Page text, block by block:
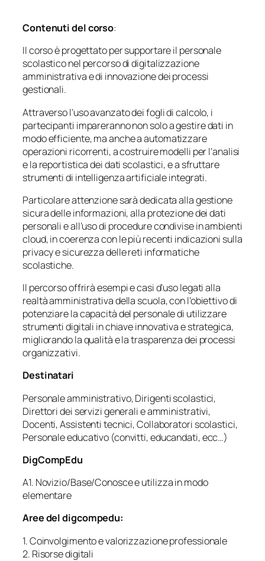
Contenuti del corso:
Il corso è progettato per supportare il personale
scolastico nel percorso di digitalizzazione
amministrativa e di innovazione dei processi
gestionali.
Attraverso l’uso avanzato dei fogli di calcolo, i
partecipanti impareranno non solo a gestire dati in
modo efficiente, ma anche a automatizzare
operazioni ricorrenti, a costruire modelli per l’analisi
e la reportistica dei dati scolastici, e a sfruttare
strumenti di intelligenza artificiale integrati.
Particolare attenzione sarà dedicata alla gestione
sicura delle informazioni, alla protezione dei dati
personali e all’uso di procedure condivise in ambienti
cloud, in coerenza con le più recenti indicazioni sulla
privacy e sicurezza delle reti informatiche
scolastiche.
Il percorso offrirà esempi e casi d’uso legati alla
realtà amministrativa della scuola, con l’obiettivo di
potenziare la capacità del personale di utilizzare
strumenti digitali in chiave innovativa e strategica,
migliorando la qualità e la trasparenza dei processi
organizzativi.
Destinatari
Personale amministrativo, Dirigenti scolastici,
Direttori dei servizi generali e amministrativi,
Docenti, Assistenti tecnici, Collaboratori scolastici,
Personale educativo (convitti, educandati, ecc…)
DigCompEdu
A1. Novizio/Base/Conosce e utilizza in modo
elementare
Aree del digcompedu:
1. Coinvolgimento e valorizzazione professionale
2. Risorse digitali